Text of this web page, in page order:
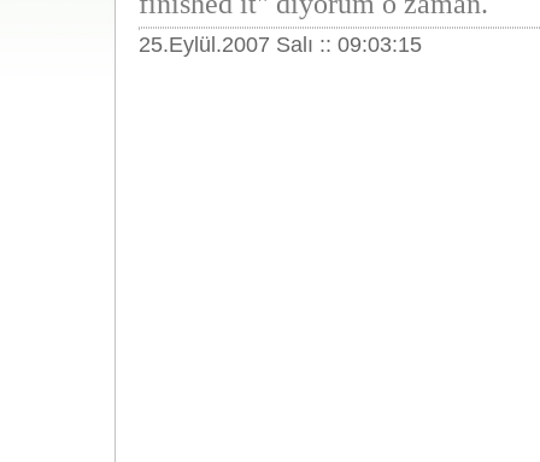
25.Eylül.2007 Salı :: 09:03:15